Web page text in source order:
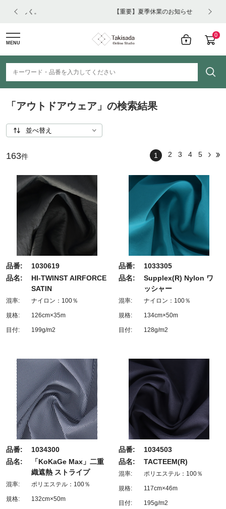
【重要】夏季休業のお知らせ
0
MENU
「アウトドアウェア」の検索結果
163件 1 2 3 4 5
品番:
1030619
品名:
HI-TWINST AIRFORCE
SATIN
混率: ナイロン：100％
規格: 126cm×35m
目付: 199g/m2
品番:
1033305
品名:
Supplex(R) Nylon ワ
ッシャー
混率: ナイロン：100％
規格: 134cm×50m
目付: 128g/m2
品番:
1034300
品名:
「KoKaGe Max」二重
織遮熱 ストライプ
混率: ポリエステル：100％
規格: 132cm×50m
品番:
1034503
品名:
TACTEEM(R)
混率: ポリエステル：100％
規格: 117cm×46m
目付: 195g/m2